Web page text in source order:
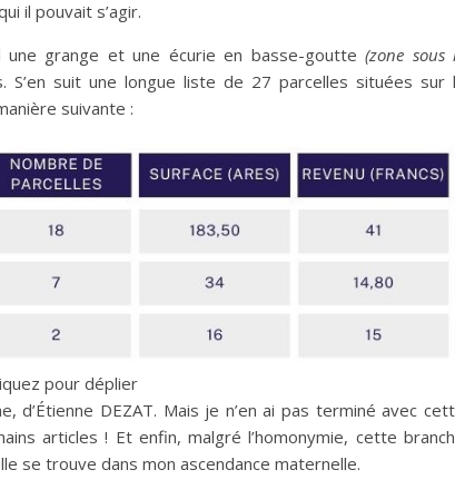
il pouvait s’agir.
une grange et une écurie en basse-goutte(zone sous
S’en suit une longue liste de 27 parcelles situées sur
suivante :
pour déplier
d’Étienne DEZAT. Mais je n’en ai pas terminé avec
articles ! Et enfin, malgré l’homonymie, cette
se trouve dans mon ascendance maternelle.